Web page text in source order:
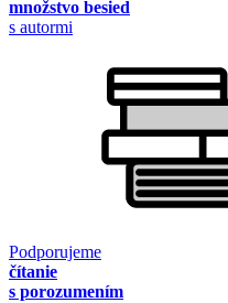
množstvo besied
s autormi
Podporujeme
čítanie
s porozumením